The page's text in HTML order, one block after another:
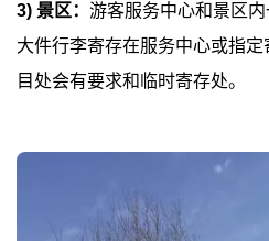
3) 景区： 游客服务中心和景区内
大件行李寄存在服务中心或指
目处会有要求和临时寄存处。